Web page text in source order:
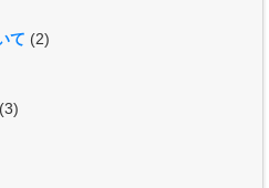
て (2)
(3)